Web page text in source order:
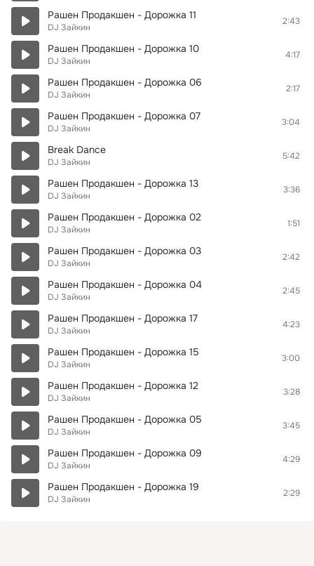
Рашен Продакшен - Дорожка 11
DJ Зайкин
2:43
Рашен Продакшен - Дорожка 10
DJ Зайкин
4:17
Рашен Продакшен - Дорожка 06
DJ Зайкин
2:17
Рашен Продакшен - Дорожка 07
DJ Зайкин
3:04
Break Dance
DJ Зайкин
5:42
Рашен Продакшен - Дорожка 13
DJ Зайкин
3:36
Рашен Продакшен - Дорожка 02
DJ Зайкин
1:51
Рашен Продакшен - Дорожка 03
DJ Зайкин
2:42
Рашен Продакшен - Дорожка 04
DJ Зайкин
2:45
Рашен Продакшен - Дорожка 17
DJ Зайкин
4:23
Рашен Продакшен - Дорожка 15
DJ Зайкин
3:00
Рашен Продакшен - Дорожка 12
DJ Зайкин
3:28
Рашен Продакшен - Дорожка 05
DJ Зайкин
3:45
Рашен Продакшен - Дорожка 09
DJ Зайкин
4:29
Рашен Продакшен - Дорожка 19
DJ Зайкин
2:29